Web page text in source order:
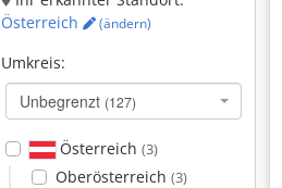
Österreich
(ändern)
Umkreis:
Unbegrenzt (127)
Österreich (3)
Oberösterreich (3)